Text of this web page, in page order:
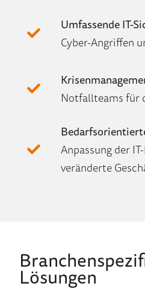
Umfassende IT-
Cyber-Angriffen
Notfallteams für
Anpassung der
veränderte
Lösungen